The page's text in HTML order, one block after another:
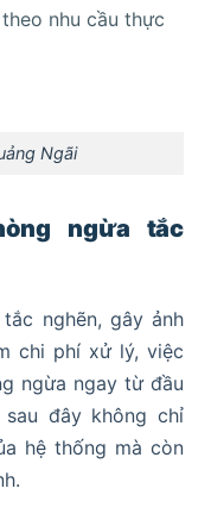
nhu cầu thực
Ngãi
ngừa tắc
nghẽn, gây ảnh
chi phí xử lý, việc
ngừa ngay từ đầu
đây không chỉ
hệ thống mà còn